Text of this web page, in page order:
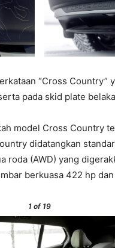
“Cross Country”
pada skid plate
model Cross Country
didatangkan
roda (AWD) yang
berkuasa 422 hp
1 of 19